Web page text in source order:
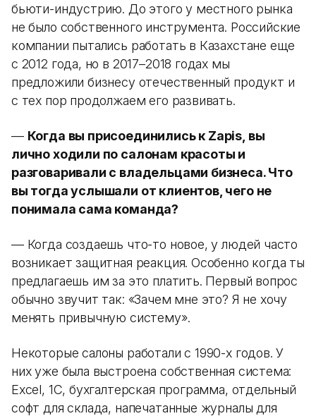
бьюти-индустрию. До этого у местного рынка
не было собственного инструмента. Российские
компании пытались работать в Казахстане еще
с 2012 года, но в 2017–2018 годах мы
предложили бизнесу отечественный продукт и
с тех пор продолжаем его развивать.
— Когда вы присоединились к Zapis, вы
лично ходили по салонам красоты и
разговаривали с владельцами бизнеса. Что
вы тогда услышали от клиентов, чего не
понимала сама команда?
— Когда создаешь что-то новое, у людей часто
возникает защитная реакция. Особенно когда ты
предлагаешь им за это платить. Первый вопрос
обычно звучит так: «Зачем мне это? Я не хочу
менять привычную систему».
Некоторые салоны работали с 1990-х годов. У
них уже была выстроена собственная система:
Excel, 1С, бухгалтерская программа, отдельный
софт для склада, напечатанные журналы для